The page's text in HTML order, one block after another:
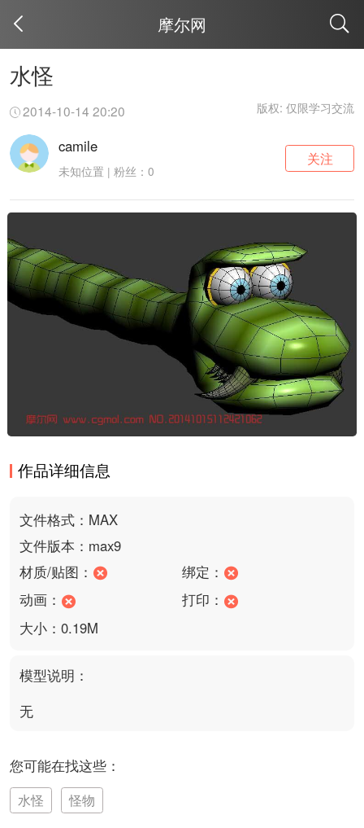
摩尔网
水怪
2014-10-14 20:20 版权: 仅限学习交流
camile
未知位置 | 粉丝：0
关注
作品详细信息
文件格式：MAX
文件版本：max9
材质/贴图：
绑定：
动画：
打印：
大小：0.19M
模型说明：
无
您可能在找这些：
水怪 怪物
取消